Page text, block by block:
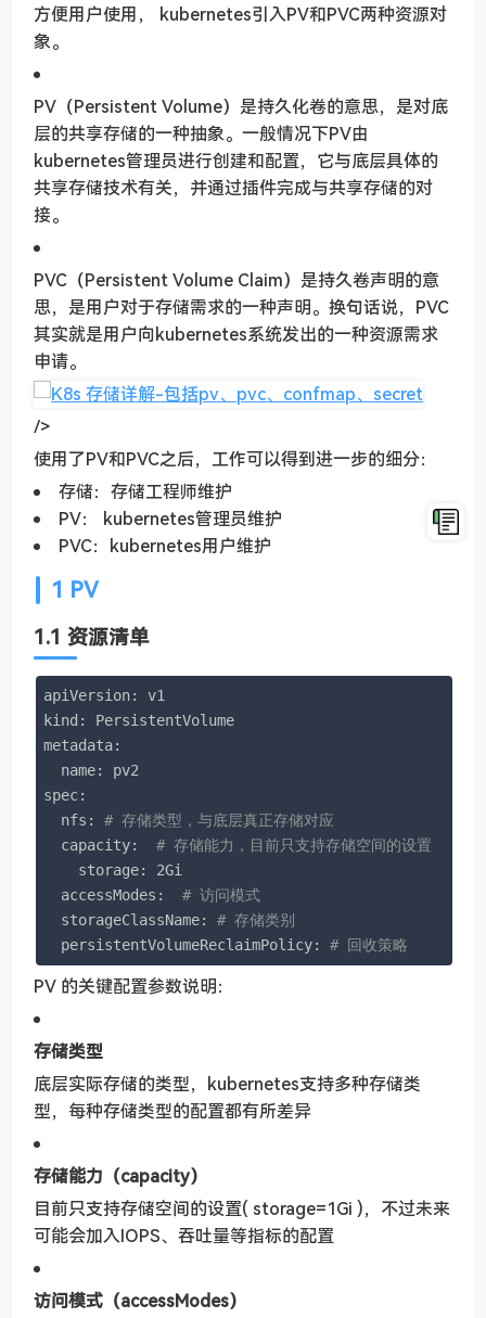
方便用户使用， kubernetes引入PV和PVC两种资源对
象。
PV（Persistent Volume）是持久化卷的意思，是对底
层的共享存储的一种抽象。一般情况下PV由
kubernetes管理员进行创建和配置，它与底层具体的
共享存储技术有关，并通过插件完成与共享存储的对
接。
PVC（Persistent Volume Claim）是持久卷声明的意
思，是用户对于存储需求的一种声明。换句话说，PVC
其实就是用户向kubernetes系统发出的一种资源需求
申请。
/>
使用了PV和PVC之后，工作可以得到进一步的细分：
存储：存储工程师维护
PV： kubernetes管理员维护
PVC：kubernetes用户维护
1 PV
1.1 资源清单
apiVersion: v1
kind: PersistentVolume
metadata:
  name: pv2
spec:
  nfs:
# 存储类型，与底层真正存储对应
  capacity:
# 存储能力，目前只支持存储空间的设置
    storage: 2Gi
  accessModes:
# 访问模式
  storageClassName:
# 存储类别
  persistentVolumeReclaimPolicy:
# 回收策略
PV 的关键配置参数说明：
存储类型
底层实际存储的类型，kubernetes支持多种存储类
型，每种存储类型的配置都有所差异
存储能力（capacity）
目前只支持存储空间的设置( storage=1Gi )，不过未来
可能会加入IOPS、吞吐量等指标的配置
访问模式（accessModes）